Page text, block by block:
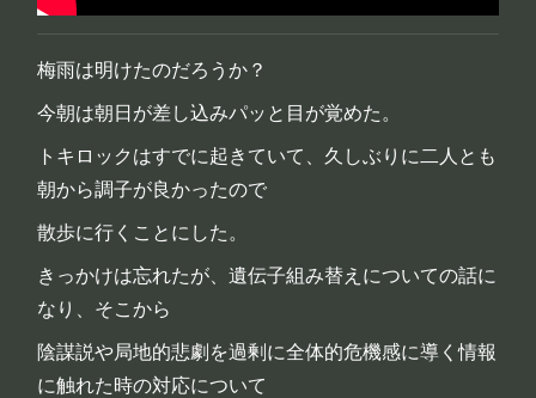
梅雨は明けたのだろうか？
今朝は朝日が差し込みパッと目が覚めた。
トキロックはすでに起きていて、久しぶりに二人とも
朝から調子が良かったので
散歩に行くことにした。
きっかけは忘れたが、遺伝子組み替えについての話に
なり、そこから
陰謀説や局地的悲劇を過剰に全体的危機感に導く情報
に触れた時の対応について